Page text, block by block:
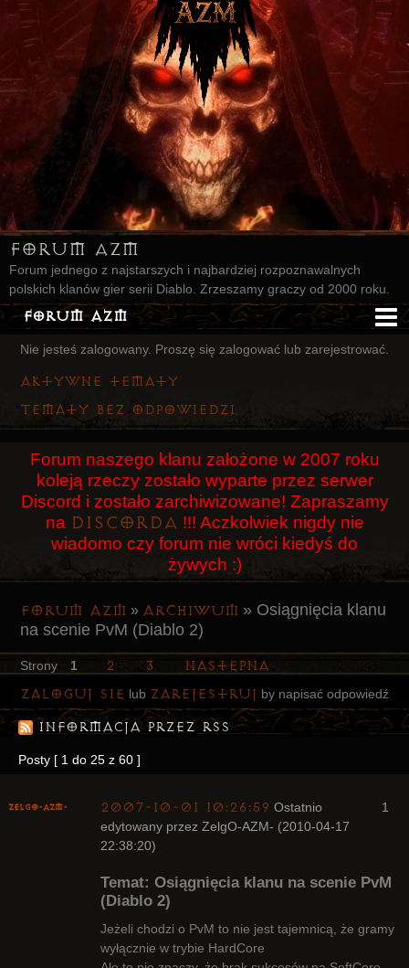
Forum AZM
Forum jednego z najstarszych i najbardziej rozpoznawalnych
polskich klanów gier serii Diablo. Zrzeszamy graczy od 2000 roku.
Forum AZM
Strona AZM
Główna
Użytkownicy
Szukaj
Rejestracja
Logowanie
Nie jesteś zalogowany. Proszę się zalogować lub zarejestrować.
Aktywne tematy
Tematy bez odpowiedzi
Forum naszego klanu założone w 2007 roku
koleją rzeczy zostało wyparte przez serwer
Discord i zostało zarchiwizowane! Zapraszamy
na Discorda !!! Aczkolwiek nigdy nie
wiadomo czy forum nie wróci kiedyś do
żywych :)
Forum AZM » Archiwum » Osiągnięcia klanu
na scenie PvM (Diablo 2)
Strony 1 2 3
Następna
Zaloguj się lub zarejestruj by napisać odpowiedź
Informacja przez RSS
Posty [ 1 do 25 z 60 ]
1
ZelgO-AZM- 2007-10-01 10:26:59 Ostatnio
edytowany przez ZelgO-AZM- (2010-04-17
22:38:20)
Temat: Osiągnięcia klanu na scenie PvM
(Diablo 2)
Jeżeli chodzi o PvM to nie jest tajemnicą, że gramy
wyłącznie w trybie HardCore